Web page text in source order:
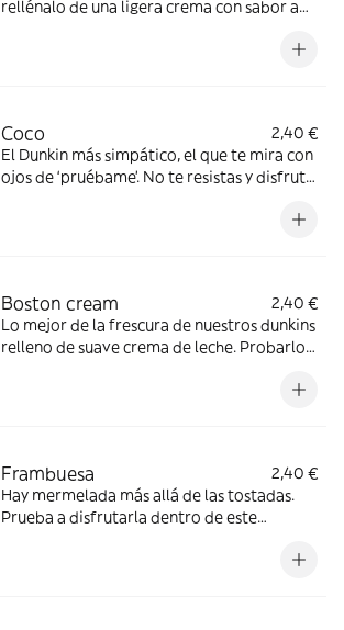
rellénalo de una ligera crema con sabor a
Coco
2,40 €
El Dunkin más simpático, el que te mira con
ojos de ‘pruébame’. No te resistas y disfruta
Boston cream
2,40 €
Lo mejor de la frescura de nuestros dunkins
relleno de suave crema de leche. Probarlo
Frambuesa
2,40 €
Hay mermelada más allá de las tostadas.
Prueba a disfrutarla dentro de este